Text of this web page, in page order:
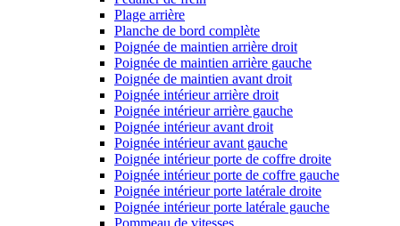
Plage arrière
Planche de bord complète
Poignée de maintien arrière droit
Poignée de maintien arrière gauche
Poignée de maintien avant droit
Poignée intérieur arrière droit
Poignée intérieur arrière gauche
Poignée intérieur avant droit
Poignée intérieur avant gauche
Poignée intérieur porte de coffre droite
Poignée intérieur porte de coffre gauche
Poignée intérieur porte latérale droite
Poignée intérieur porte latérale gauche
Pommeau de vitesses